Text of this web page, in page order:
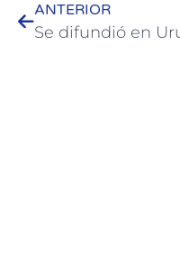
ANTERIOR